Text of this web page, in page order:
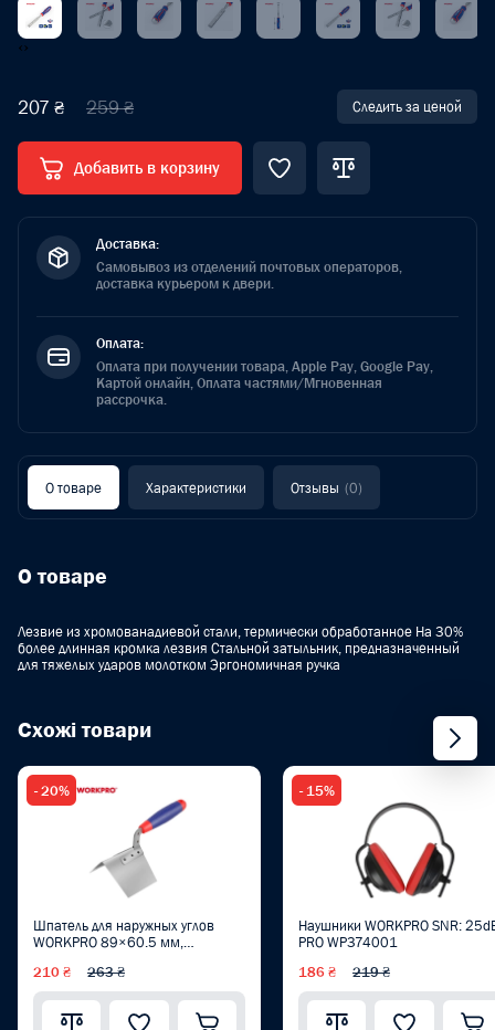
‹›
207 ₴ 259 ₴ Следить за ценой
Добавить в корзину
Доставка:
Самовывоз из отделений почтовых операторов,
доставка курьером к двери.
Оплата:
Оплата при получении товара, Apple Pay, Google Pay,
Картой онлайн, Оплата частями/Мгновенная
рассрочка.
О товаре Характеристики Отзывы (0)
О товаре
Лезвие из хромованадиевой стали, термически обработанное На 30%
более длинная кромка лезвия Стальной затыльник, предназначенный
для тяжелых ударов молотком Эргономичная ручка
Схожі товари
- 20%
Шпатель для наружных углов
WORKPRO 89×60.5 мм,
ручка PRO WP323018
210 ₴ 263 ₴
- 15%
Наушники WORKPRO SNR:
PRO WP374001
186 ₴ 219 ₴